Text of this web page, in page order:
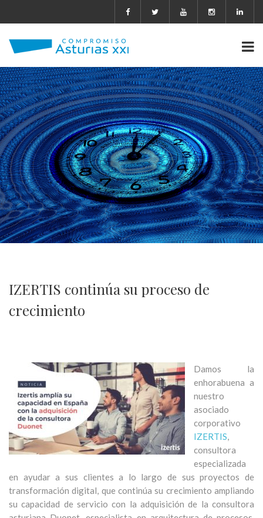
IZERTIS continúa su proceso de
crecimiento
Damos la
enhorabuena a
nuestro
asociado
corporativo
IZERTIS,
consultora
especializada
en ayudar a sus clientes a lo largo de sus proyectos de
transformación digital, que continúa su crecimiento ampliando
su capacidad de servicio con la adquisición de la consultora